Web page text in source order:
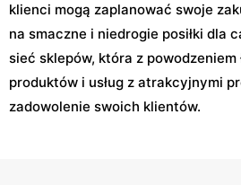
klienci mogą zaplanować swoje
na smaczne i niedrogie posiłki dla
sieć sklepów, która z
produktów i usług z atrakcyjnymi
zadowolenie swoich klientów.